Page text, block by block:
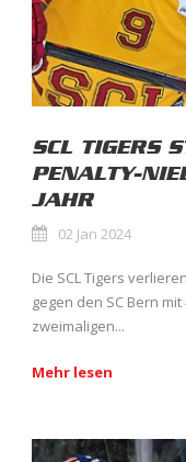
SCL TIGERS
PENALTY-
JAHR
02 Jan 2024
Die SCL Tigers
gegen den SC Bern
zweimaligen...
Mehr lesen